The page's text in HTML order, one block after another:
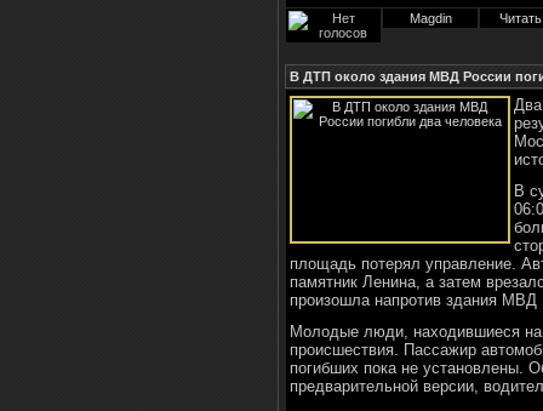
Magdin
В ДТП около здания МВД России
В
площадь потерял управление.
памятник Ленина, а затем
произошла напротив здания МВД
Молодые люди, находившиеся на
происшествия. Пассажир
погибших пока не установлены.
предварительной версии,